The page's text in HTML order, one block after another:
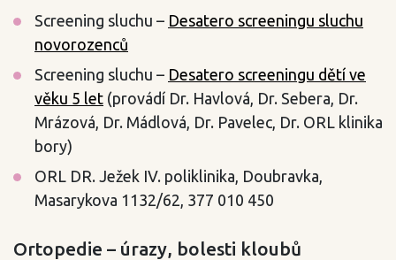
Screening sluchu – Desatero screeningu sluchu
novorozenců
Screening sluchu – Desatero screeningu dětí ve
věku 5 let (provádí Dr. Havlová, Dr. Sebera, Dr.
Mrázová, Dr. Mádlová, Dr. Pavelec, Dr. ORL klinika
bory)
ORL DR. Ježek IV. poliklinika, Doubravka,
Masarykova 1132/62, 377 010 450
Ortopedie – úrazy, bolesti kloubů